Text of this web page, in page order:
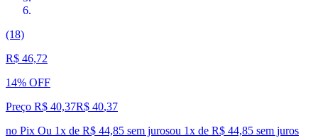
(18)
R$ 46,72
14% OFF
Preço R$ 40,37R$ 40,37
no Pix Ou 1x de R$ 44,85 sem jurosou 1x de R$ 44,85 sem juros